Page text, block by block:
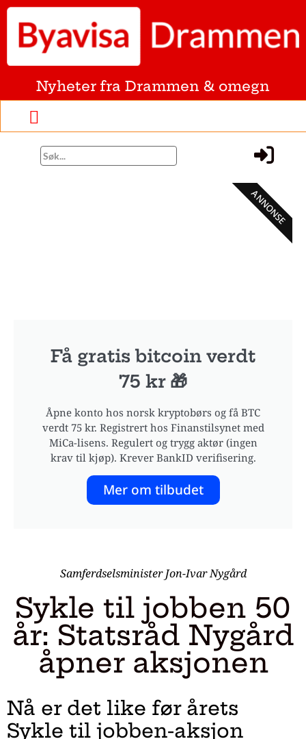
Nyheter fra Drammen & omegn
Få gratis bitcoin verdt
75 kr 🎁
Åpne konto hos norsk kryptobørs og få BTC
verdt 75 kr. Registrert hos Finanstilsynet med
MiCa-lisens. Regulert og trygg aktør (ingen
krav til kjøp). Krever BankID verifisering.
Mer om tilbudet
ANNONSE
Samferdselsminister Jon-Ivar Nygård
Sykle til jobben 50
år: Statsråd Nygård
åpner aksjonen
Nå er det like før årets
Sykle til jobben-aksjon